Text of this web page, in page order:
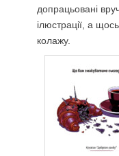
допрацьовані
ілюстрації, а
колажу.